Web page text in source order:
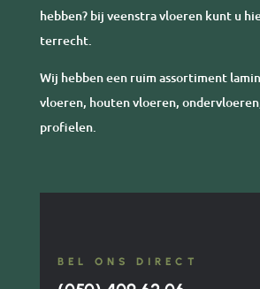
hebben? bij veenstra vloeren kunt u
terrecht.
Wij hebben een ruim assortiment
vloeren, houten vloeren,
profielen.
BEL ONS DIRECT